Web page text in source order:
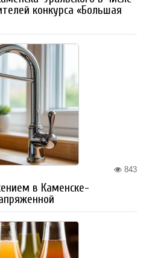
конкурса «Большая
843
в Каменске-